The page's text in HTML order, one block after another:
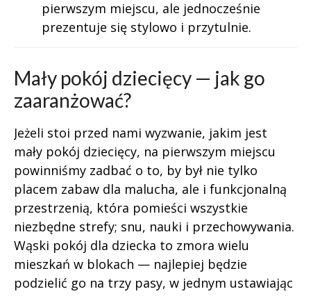
pierwszym miejscu, ale jednocześnie
prezentuje się stylowo i przytulnie.
Mały pokój dziecięcy — jak go
zaaranżować?
Jeżeli stoi przed nami wyzwanie, jakim jest
mały pokój dziecięcy, na pierwszym miejscu
powinniśmy zadbać o to, by był nie tylko
placem zabaw dla malucha, ale i funkcjonalną
przestrzenią, która pomieści wszystkie
niezbędne strefy; snu, nauki i przechowywania.
Wąski pokój dla dziecka to zmora wielu
mieszkań w blokach — najlepiej będzie
podzielić go na trzy pasy, w jednym ustawiając